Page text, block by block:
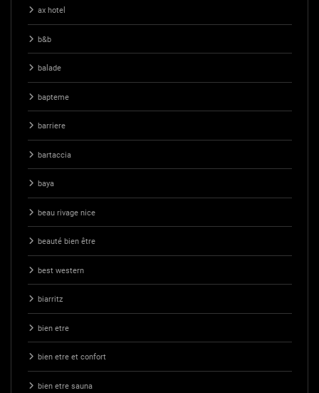
ax hotel
b&b
balade
bapteme
barriere
bartaccia
baya
beau rivage nice
beauté bien être
best western
biarritz
bien etre
bien etre et confort
bien etre sauna